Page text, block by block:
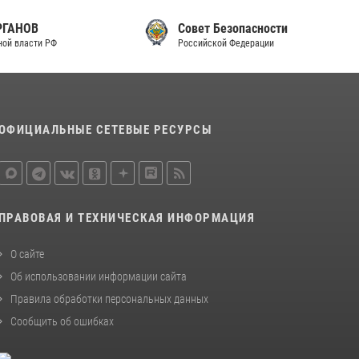
Совет Безопасности
Российской Федерации
СЕТЕВЫЕ РЕСУРСЫ
ПРАВОВАЯ И ТЕХНИЧЕСКАЯ ИНФОРМАЦИЯ
О сайте
Об использовании информации сайта
Правила обработки персональных данных
Сообщить об ошибках